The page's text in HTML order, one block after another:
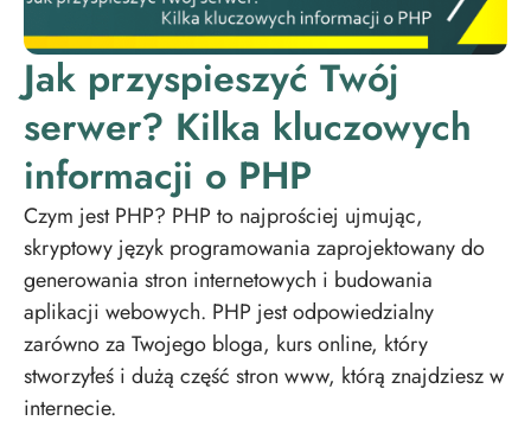
Jak przyspieszyć Twój
serwer? Kilka kluczowych
informacji o PHP
Czym jest PHP? PHP to najprościej ujmując,
skryptowy język programowania zaprojektowany do
generowania stron internetowych i budowania
aplikacji webowych. PHP jest odpowiedzialny
zarówno za Twojego bloga, kurs online, który
stworzyłeś i dużą część stron www, którą znajdziesz w
internecie.